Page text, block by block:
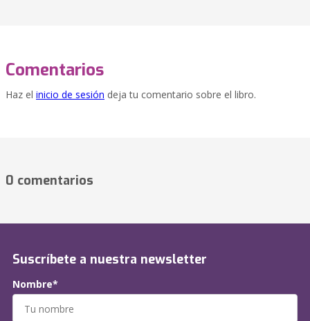
Comentarios
Haz el inicio de sesión deja tu comentario sobre el libro.
0 comentarios
Suscríbete a nuestra newsletter
Nombre*